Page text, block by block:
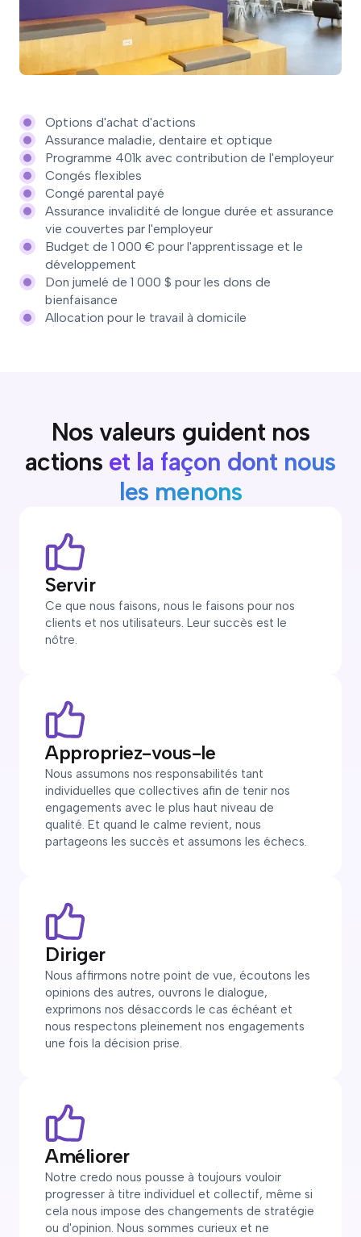
Options d'achat d'actions
Assurance maladie, dentaire et optique
Programme 401k avec contribution de l'employeur
Congés flexibles
Congé parental payé
Assurance invalidité de longue durée et assurance
vie couvertes par l'employeur
Budget de 1 000 € pour l'apprentissage et le
développement
Don jumelé de 1 000 $ pour les dons de
bienfaisance
Allocation pour le travail à domicile
Nos valeurs guident nos
actions et la façon dont nous
les menons
Servir
Ce que nous faisons, nous le faisons pour nos
clients et nos utilisateurs. Leur succès est le
nôtre.
Appropriez-vous-le
Nous assumons nos responsabilités tant
individuelles que collectives afin de tenir nos
engagements avec le plus haut niveau de
qualité. Et quand le calme revient, nous
partageons les succès et assumons les échecs.
Diriger
Nous affirmons notre point de vue, écoutons les
opinions des autres, ouvrons le dialogue,
exprimons nos désaccords le cas échéant et
nous respectons pleinement nos engagements
une fois la décision prise.
Améliorer
Notre credo nous pousse à toujours vouloir
progresser à titre individuel et collectif, même si
cela nous impose des changements de stratégie
ou d'opinion. Nous sommes curieux et ne